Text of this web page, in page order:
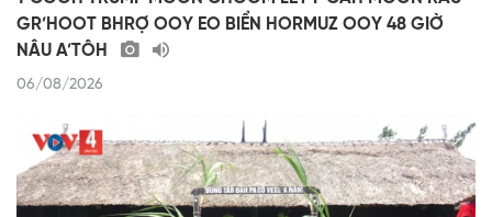
GR’HOOT BHRỢ OOY EO BIỂN HORMUZ OOY 48 GIỜ
NÂU A’TÔH
06/08/2026